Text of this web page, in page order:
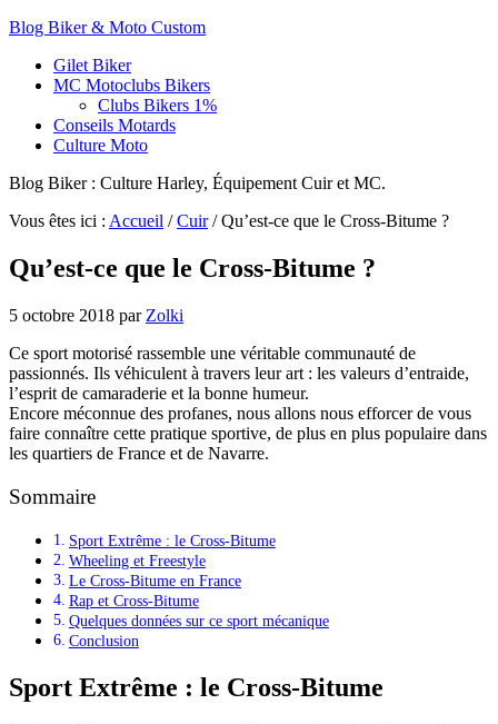
Blog Biker & Moto Custom
Gilet Biker
MC Motoclubs Bikers
Clubs Bikers 1%
Conseils Motards
Culture Moto
Blog Biker : Culture Harley, Équipement Cuir et MC.
Vous êtes ici : Accueil / Cuir /Qu’est-ce que le Cross-Bitume ?
Qu’est-ce que le Cross-Bitume ?
5 octobre 2018 par Zolki
Ce sport motorisé rassemble une véritable communauté de
passionnés. Ils véhiculent à travers leur art : les valeurs d’entraide,
l’esprit de camaraderie et la bonne humeur.
Encore méconnue des profanes, nous allons nous efforcer de vous
faire connaître cette pratique sportive, de plus en plus populaire dans
les quartiers de France et de Navarre.
Sommaire
Sport Extrême : le Cross-Bitume
Wheeling et Freestyle
Le Cross-Bitume en France
Rap et Cross-Bitume
Quelques données sur ce sport mécanique
Conclusion
Sport Extrême : le Cross-Bitume